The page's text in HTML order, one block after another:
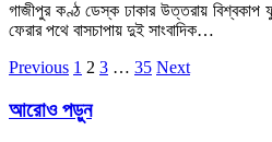
গাজীপুর কণ্ঠ ডেস্ক ঢাকার উত্তরায় বিশ্বকাপ
ফেরার পথে বাসচাপায় দুই সাংবাদিক…
Posts
pagination
Previous 1 2 3 … 35 Next
আরোও পড়ুন